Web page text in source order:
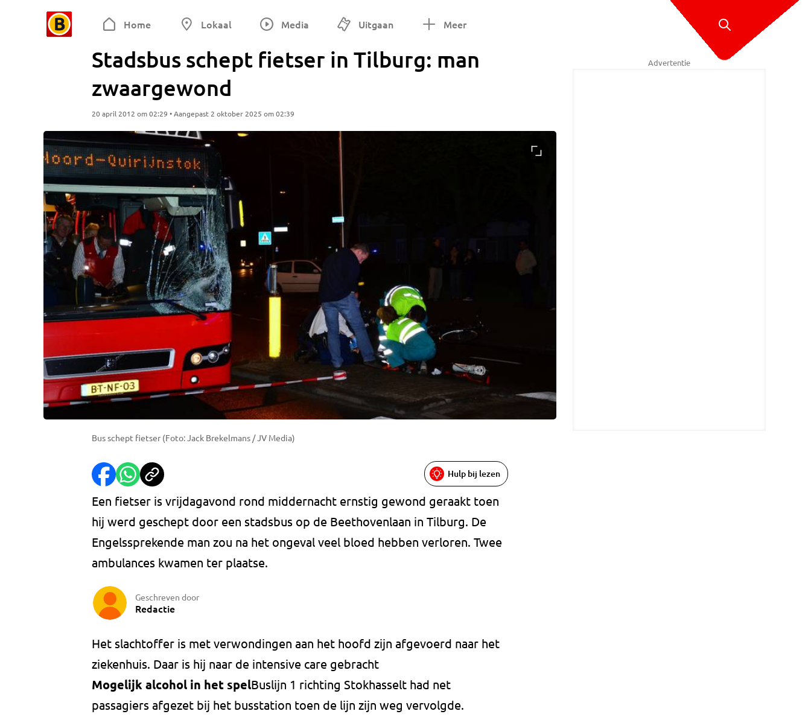
Home Lokaal Media Uitgaan Meer
Stadsbus schept fietser in Tilburg: man
zwaargewond
20 april 2012 om 02:29 • Aangepast 2 oktober 2025 om 02:39
Bus schept fietser (Foto: Jack Brekelmans / JV Media)
Hulp bij lezen
Een fietser is vrijdagavond rond middernacht ernstig gewond geraakt toen
hij werd geschept door een stadsbus op de Beethovenlaan in Tilburg. De
Engelssprekende man zou na het ongeval veel bloed hebben verloren. Twee
ambulances kwamen ter plaatse.
Geschreven door
Redactie
Het slachtoffer is met verwondingen aan het hoofd zijn afgevoerd naar het
ziekenhuis. Daar is hij naar de intensive care gebracht
Mogelijk alcohol in het spelBuslijn 1 richting Stokhasselt had net
passagiers afgezet bij het busstation toen de lijn zijn weg vervolgde.
Advertentie